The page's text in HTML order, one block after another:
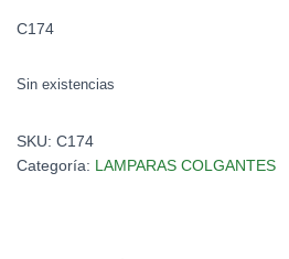
C174
Sin existencias
SKU: C174
Categoría: LAMPARAS COLGANTES